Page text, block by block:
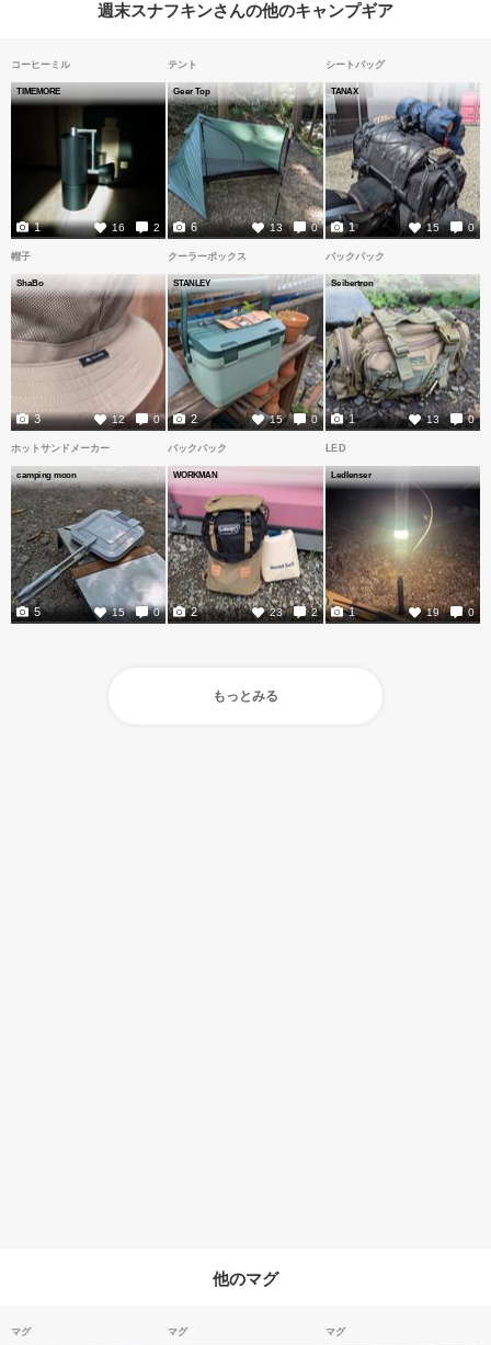
週末スナフキンさんの他のキャンプギア
コーヒーミル
TIMEMORE
16 2
1
テント
Geer Top
13 0
6
シートバッグ
TANAX
15 0
1
帽子
ShaBo
12 0
3
クーラーボックス
STANLEY
15 0
2
バックパック
Seibertron
13 0
1
ホットサンドメーカー
camping moon
15 0
5
バックパック
WORKMAN
23 2
2
LED
Ledlenser
19 0
1
もっとみる
他のマグ
マグ マグ マグ